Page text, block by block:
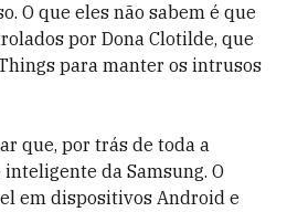
O que eles não sabem é que
por Dona Clotilde, que
para manter os intrusos
que, por trás de toda a
inteligente da Samsung. O
em dispositivos Android e